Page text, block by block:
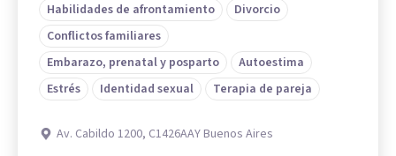
Habilidades de afrontamiento
Divorcio
Conflictos familiares
Embarazo, prenatal y posparto
Autoestima
Estrés
Identidad sexual Terapia de pareja
Av. Cabildo 1200, C1426AAY Buenos Aires